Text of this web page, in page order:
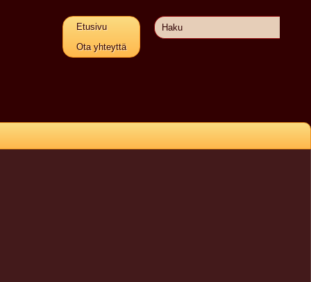
Etusivu
Ota yhteyttä